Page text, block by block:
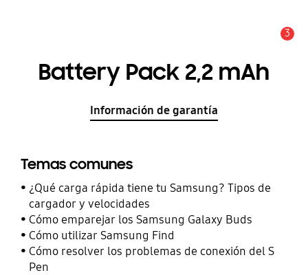
3
Battery Pack 2,2 mAh
Información de garantía
Temas comunes
¿Qué carga rápida tiene tu Samsung? Tipos de
cargador y velocidades
Cómo emparejar los Samsung Galaxy Buds
Cómo utilizar Samsung Find
Cómo resolver los problemas de conexión del S
Pen